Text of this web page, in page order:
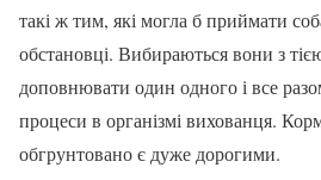
такі ж тим, які могла б приймати
обстановці. Вибираються вони з
доповнювати один одного і все
процеси в організмі вихованця.
обгрунтовано є дуже дорогими.